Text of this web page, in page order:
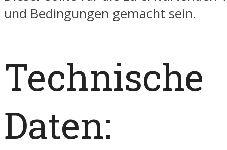
und Bedingungen gemacht sein.
Technische
Daten: